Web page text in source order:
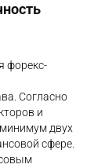
форекс-
Согласно
и
двух
сфере.